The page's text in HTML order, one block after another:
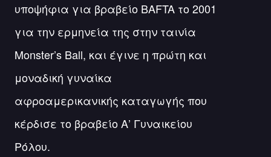
υποψήφια για βραβείο BAFTA το 2001
για την ερμηνεία της στην ταινία
Monster’s Ball, και έγινε η πρώτη και
μοναδική γυναίκα
αφροαμερικανικής καταγωγής που
κέρδισε το βραβείο Α’ Γυναικείου
Ρόλου.